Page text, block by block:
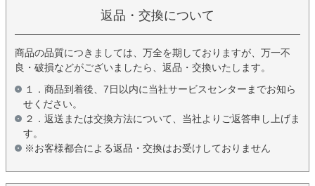
返品・交換について
商品の品質につきましては、万全を期しておりますが、万一不
良・破損などがございましたら、返品・交換いたします。
１．商品到着後、7日以内に当社サービスセンターまでお知ら
せください。
２．返送または交換方法について、当社よりご返答申し上げま
す。
※お客様都合による返品・交換はお受けしておりません